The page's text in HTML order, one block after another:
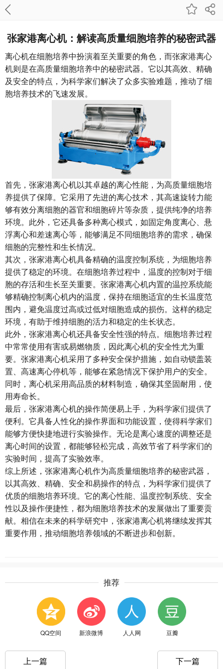
张家港离心机：解读高质量细胞培养的秘密武器
离心机在细胞培养中扮演着至关重要的角色，而张家港离心
机则是在高质量细胞培养中的秘密武器。它以其高效、精确
及安全的特点，为科学家们解决了众多实验难题，推动了细
胞培养技术的飞速发展。
首先，张家港离心机以其卓越的离心性能，为高质量细胞培
养提供了保障。它采用了先进的离心技术，其高速旋转力能
够有效分离细胞的器官和细胞碎片等杂质，提供纯净的培养
环境。此外，它还具备多种离心模式，如固定角度离心、悬
浮离心和差速离心等，能够满足不同细胞培养的需求，确保
细胞的完整性和生长情况。
其次，张家港离心机具备精确的温度控制系统，为细胞培养
提供了稳定的环境。在细胞培养过程中，温度的控制对于细
胞的存活和生长至关重要。张家港离心机内置的温控系统能
够精确控制离心机内的温度，保持在细胞适宜的生长温度范
围内，避免温度过高或过低对细胞造成的损伤。这样的稳定
环境，有助于维持细胞的活力和稳定的生长状态。
此外， 张家港离心机还具备安全性强的特点。细胞培养过程
中常常使用有害或易燃物质，因此离心机的安全性尤为重
要。张家港离心机采用了多种安全保护措施，如自动锁盖装
置、高速离心停机等，能够在紧急情况下保护用户的安全。
同时，离心机采用高品质的材料制造，确保其坚固耐用，使
用寿命长。
最后，张家港离心机的操作简便易上手，为科学家们提供了
便利。它具备人性化的操作界面和功能设置，使得科学家们
能够方便快捷地进行实验操作。无论是离心速度的调整还是
离心时间的设置，都能够轻松完成，高效节省了科学家们的
实验时间，提高了实验效率。
综上所述，张家港离心机作为高质量细胞培养的秘密武器，
以其高效、精确、安全和易操作的特点，为科学家们提供了
优质的细胞培养环境。它的离心性能、温度控制系统、安全
性以及操作便捷性，都为细胞培养技术的发展做出了重要贡
献。相信在未来的科学研究中，张家港离心机将继续发挥其
重要作用，推动细胞培养领域的不断进步和创新。
推荐
QQ空间 新浪微博 人人网 豆瓣
上一篇 下一篇